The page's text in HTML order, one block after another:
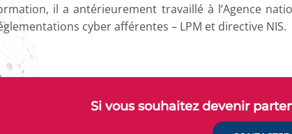
il a antérieurement travaillé à l’Agence
cyber afférentes – LPM et directive NIS.
Si vous souhaitez devenir